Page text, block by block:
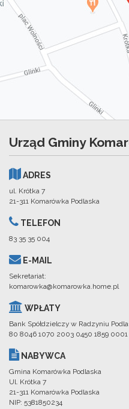
Urząd Gminy
ADRES
ul. Krótka 7
21-311 Komarówka Podlaska
TELEFON
83 35 35 004
E-MAIL
Sekretariat:
komarowka@komarowka.home.pl
WPŁATY
Bank Spółdzielczy w Radzyniu
80 8046 1070 2003 0450 1859 0001
NABYWCA
Gmina Komarówka Podlaska
Ul. Krótka 7
21-311 Komarówka Podlaska
NIP: 5381850234